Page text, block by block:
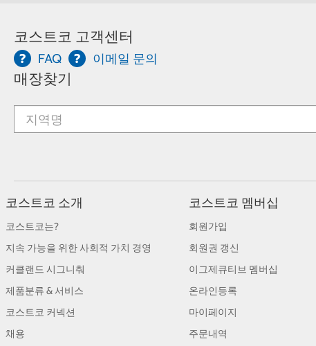
코스트코 고객센터
FAQ 이메일 문의
매장찾기
코스트코 소개
코스트코는?
지속 가능을 위한 사회적 가치 경영
커클랜드 시그니춰
제품분류 & 서비스
코스트코 커넥션
채용
코스트코 멤버십
회원가입
회원권 갱신
이그제큐티브 멤버십
온라인등록
마이페이지
주문내역